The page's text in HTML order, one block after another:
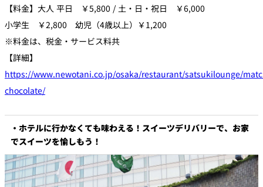
【料金】大人 平日 ￥5,800 / 土・日・祝日 ￥6,000
小学生 ￥2,800 幼児（4歳以上）￥1,200
※料金は、税金・サービス料共
【詳細】
https://www.newotani.co.jp/osaka/restaurant/satsukilounge/
chocolate/
・ホテルに行かなくても味わえる！スイーツデリバリーで、お家
でスイーツを愉しもう！